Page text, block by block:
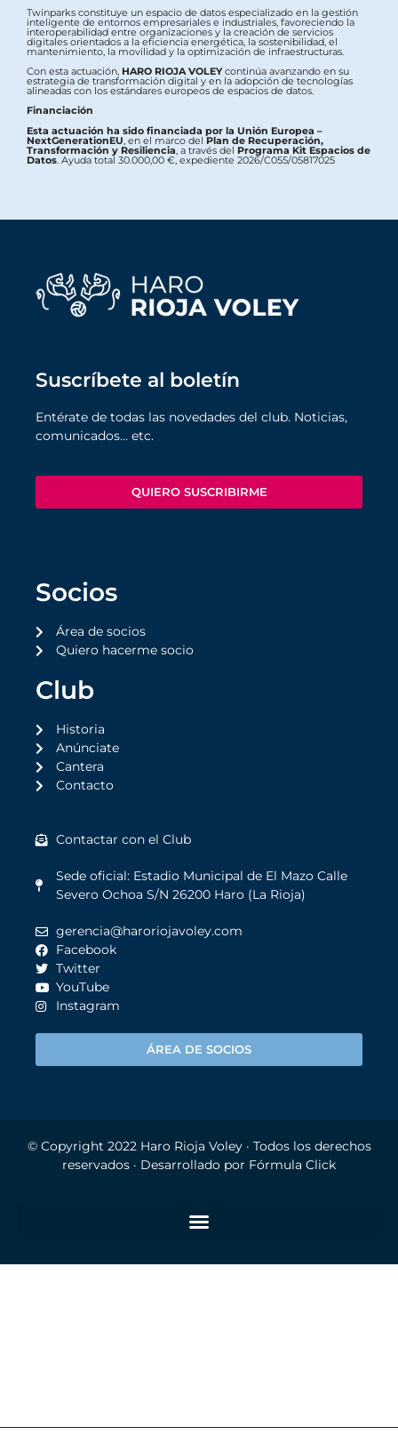
Twinparks constituye un espacio de datos especializado en la gestión
inteligente de entornos empresariales e industriales, favoreciendo la
interoperabilidad entre organizaciones y la creación de servicios
digitales orientados a la eficiencia energética, la sostenibilidad, el
mantenimiento, la movilidad y la optimización de infraestructuras.
Con esta actuación, HARO RIOJA VOLEYcontinúa avanzando en su
estrategia de transformación digital y en la adopción de tecnologías
alineadas con los estándares europeos de espacios de datos.
Financiación
Esta actuación ha sido financiada por la Unión Europea –
NextGenerationEU , en el marco delPlan de Recuperación,
Transformación y Resiliencia , a través del Programa Kit Espacios de
Datos . Ayuda total 30.000,00 €, expediente 2026/C055/05817025
Suscríbete al boletín
Entérate de todas las novedades del club. Noticias,
comunicados… etc.
QUIERO SUSCRIBIRME
Socios
Área de socios
Quiero hacerme socio
Club
Historia
Anúnciate
Cantera
Contacto
Contactar con el Club
Sede oficial: Estadio Municipal de El Mazo Calle
Severo Ochoa S/N 26200 Haro (La Rioja)
gerencia@haroriojavoley.com
Facebook
Twitter
YouTube
Instagram
ÁREA DE SOCIOS
© Copyright 2022 Haro Rioja Voley· Todos los derechos
reservados · Desarrollado por Fórmula Click